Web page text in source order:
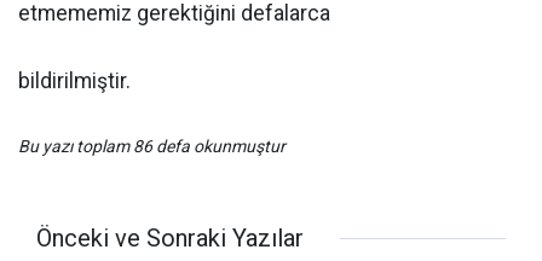
etmememiz gerektiğini defalarca
bildirilmiştir.
Bu yazı toplam 86 defa okunmuştur
Önceki ve Sonraki Yazılar